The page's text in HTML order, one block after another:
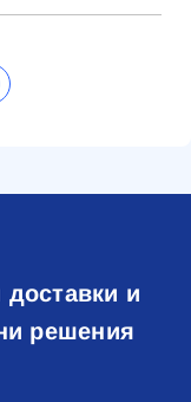
доставки и
решения